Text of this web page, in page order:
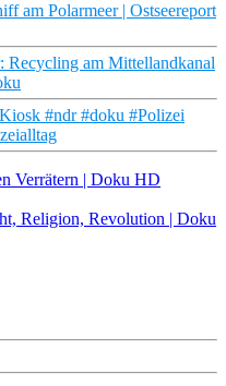
am Polarmeer | Ostseereport
Recycling am Mittellandkanal
#ndr #doku #Polizei
Verrätern | Doku HD
Religion, Revolution | Doku